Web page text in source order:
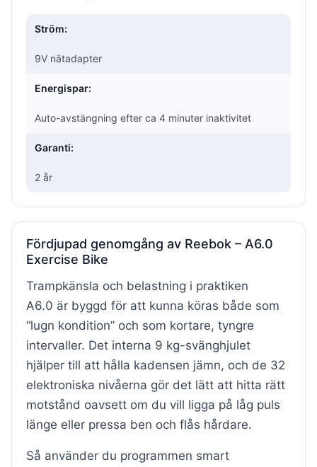
Ström:
9V nätadapter
Energispar:
Auto-avstängning efter ca 4 minuter inaktivitet
Garanti:
2 år
Fördjupad genomgång av Reebok – A6.0
Exercise Bike
Trampkänsla och belastning i praktiken
A6.0 är byggd för att kunna köras både som
“lugn kondition” och som kortare, tyngre
intervaller. Det interna 9 kg-svänghjulet
hjälper till att hålla kadensen jämn, och de 32
elektroniska nivåerna gör det lätt att hitta rätt
motstånd oavsett om du vill ligga på låg puls
länge eller pressa ben och flås hårdare.
Så använder du programmen smart